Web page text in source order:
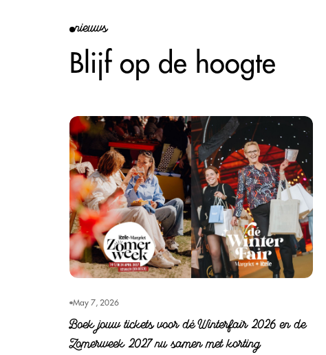
nieuws
Blijf op de hoogte
May 7, 2026
Boek jouw tickets voor dé Winterfair 2026 en de
Zomerweek 2027 nu samen met korting